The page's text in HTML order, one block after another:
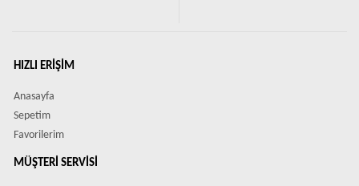
HIZLI ERIŞIM
Anasayfa
Sepetim
Favorilerim
MÜŞTERI SERVISI